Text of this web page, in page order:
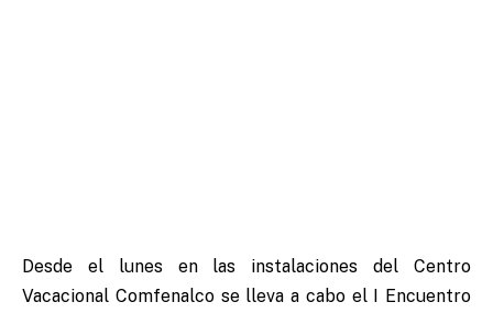
Desde el lunes en las instalaciones del Centro
Vacacional Comfenalco se lleva a cabo el I Encuentro